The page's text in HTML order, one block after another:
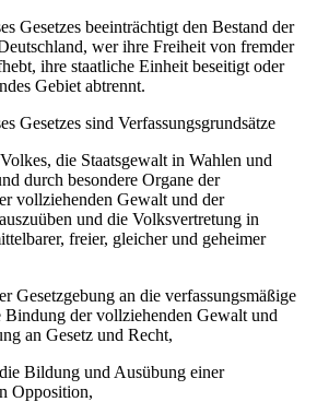
Gesetzes beeinträchtigt den Bestand der
wer ihre Freiheit von fremder
ihre staatliche Einheit beseitigt oder
Gebiet abtrennt.
Gesetzes sind Verfassungsgrundsätze
die Staatsgewalt in Wahlen und
durch besondere Organe der
vollziehenden Gewalt und der
und die Volksvertretung in
freier, gleicher und geheimer
Gesetzgebung an die verfassungsmäßige
der vollziehenden Gewalt und
an Gesetz und Recht,
Bildung und Ausübung einer
Opposition,